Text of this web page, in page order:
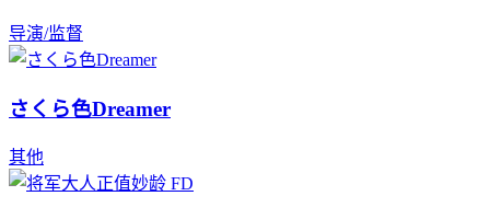
导演/监督
さくら色Dreamer
其他